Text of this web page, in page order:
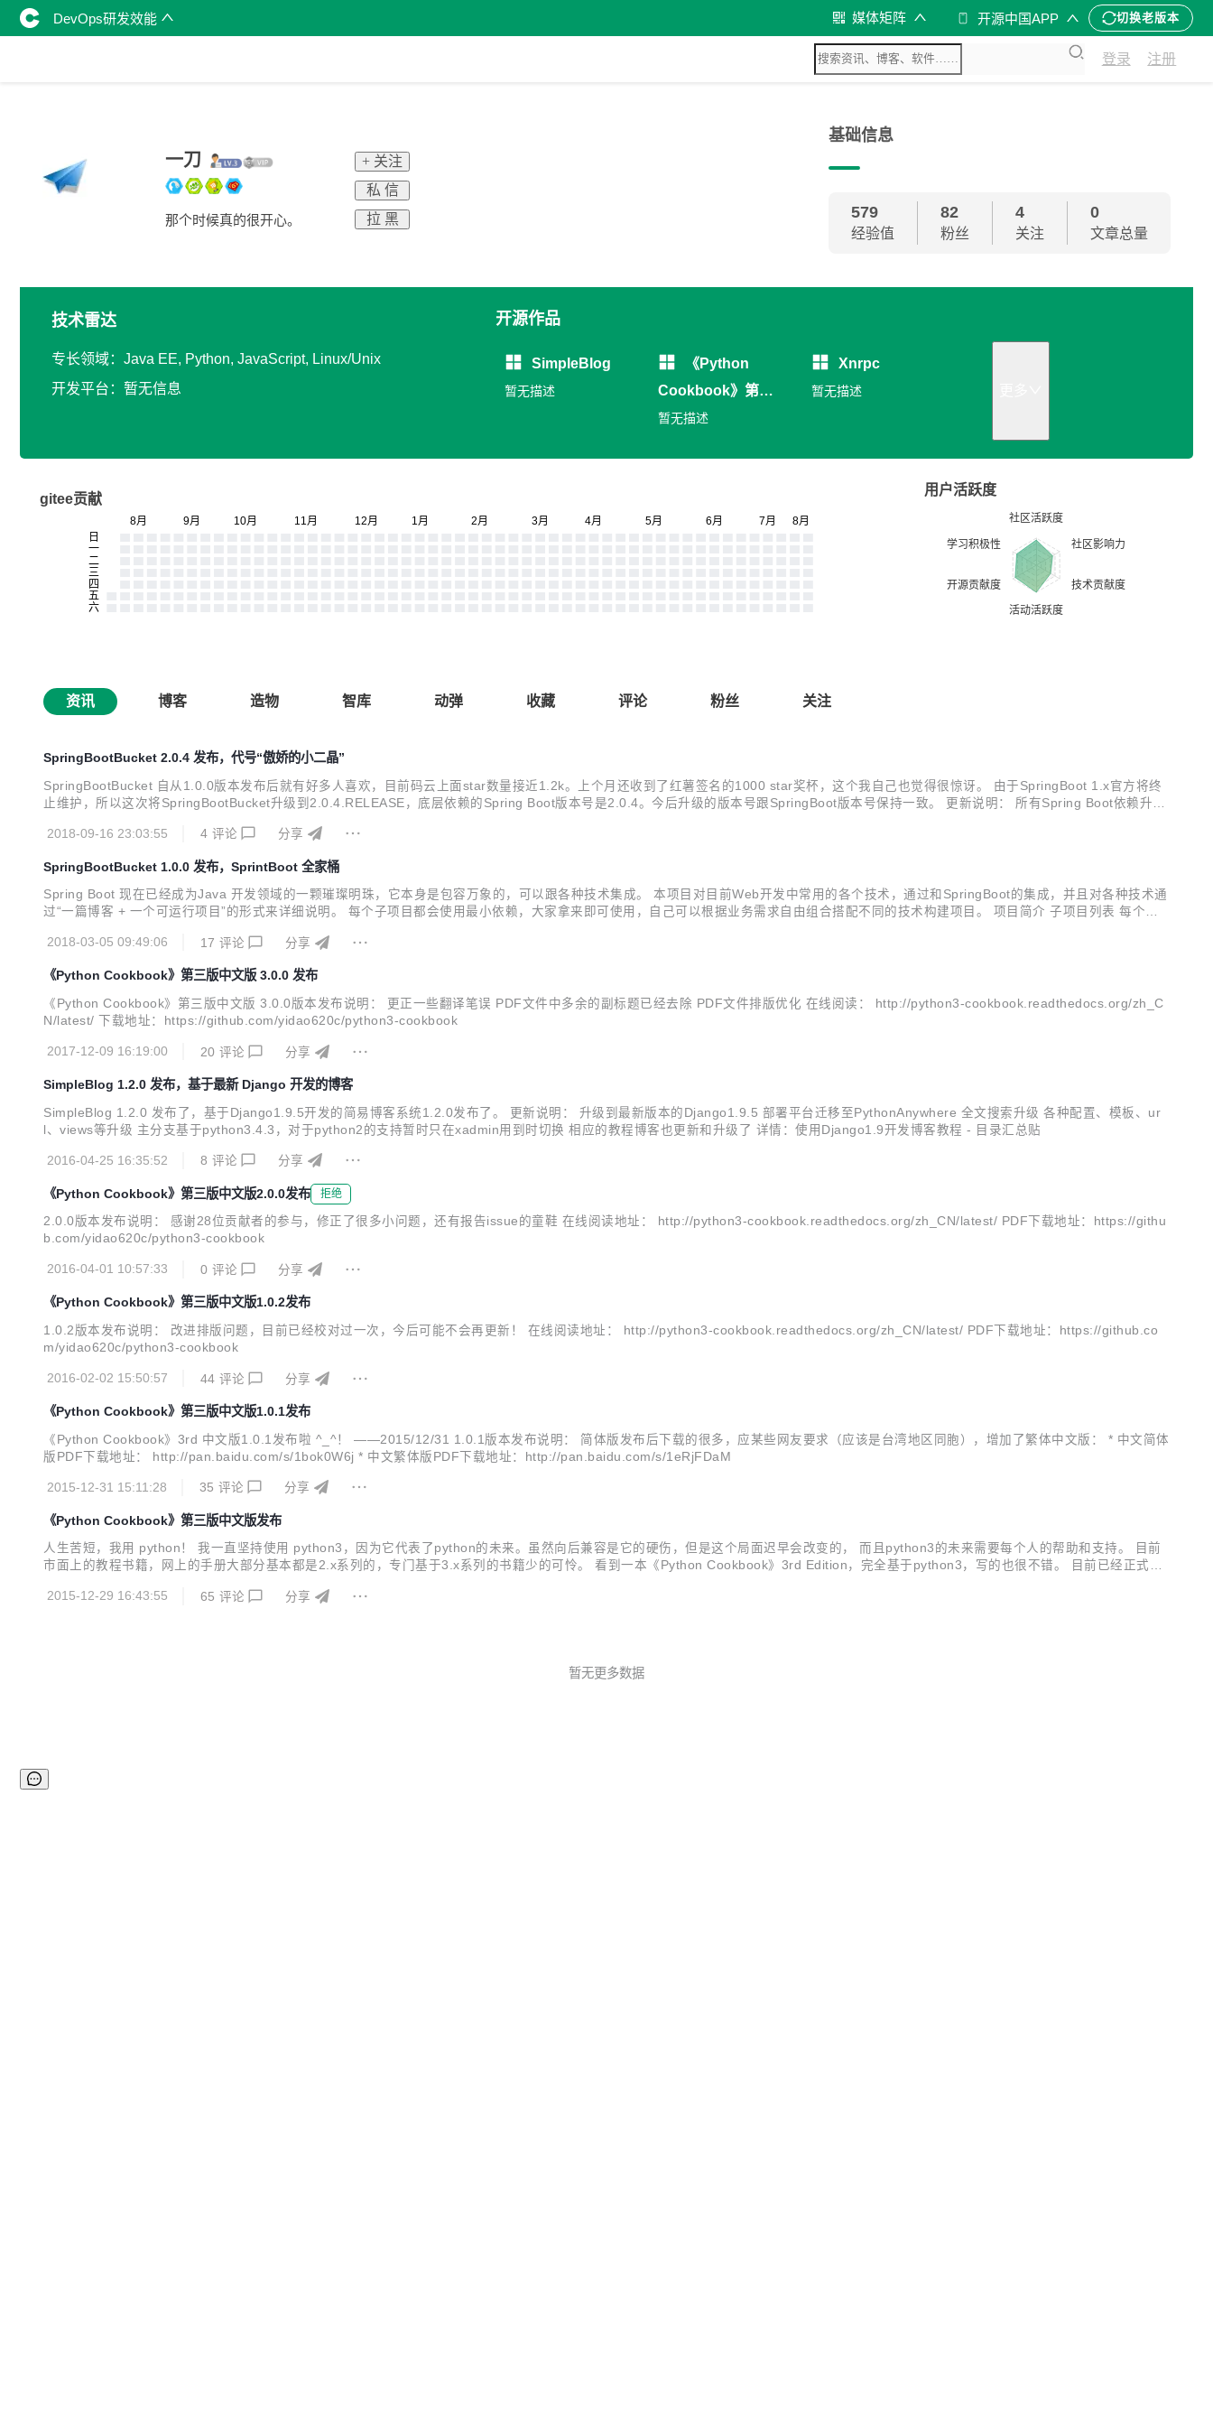
DevOps研发效能 媒体矩阵 开源中国APP 切换老版本
登录 注册
一刀
那个时候真的很开心。
+ 关注
私 信
拉 黑
基础信息
579
经验值
82
粉丝
4
关注
0
文章总量
技术雷达
专长领域：Java EE, Python, JavaScript, Linux/Unix
开发平台：暂无信息
开源作品
SimpleBlog
暂无描述
《Python
Cookbook》第三
版中文版
暂无描述
Xnrpc
暂无描述
gitee贡献
用户活跃度
资讯 博客 造物 智库 动弹 收藏 评论 粉丝 关注
SpringBootBucket 2.0.4 发布，代号“傲娇的小二晶”
SpringBootBucket 自从1.0.0版本发布后就有好多人喜欢，目前码云上面star数量接近1.2k。上个月还收到了红薯签名的1000 star奖杯，这个我自己也觉得很惊讶。 由于SpringBoot 1.x官方将终
止维护，所以这次将SpringBootBucket升级到2.0.4.RELEASE，底层依赖的Spring Boot版本号是2.0.4。今后升级的版本号跟SpringBoot版本号保持一致。 更新说明： 所有Spring Boot依赖升级
2018-09-16 23:03:55
4 评论 分享
SpringBootBucket 1.0.0 发布，SprintBoot 全家桶
Spring Boot 现在已经成为Java 开发领域的一颗璀璨明珠，它本身是包容万象的，可以跟各种技术集成。 本项目对目前Web开发中常用的各个技术，通过和SpringBoot的集成，并且对各种技术通
过“一篇博客 + 一个可运行项目”的形式来详细说明。 每个子项目都会使用最小依赖，大家拿来即可使用，自己可以根据业务需求自由组合搭配不同的技术构建项目。 项目简介 子项目列表 每个子
2018-03-05 09:49:06
17 评论 分享
《Python Cookbook》第三版中文版 3.0.0 发布
《Python Cookbook》第三版中文版 3.0.0版本发布说明： 更正一些翻译笔误 PDF文件中多余的副标题已经去除 PDF文件排版优化 在线阅读： http://python3-cookbook.readthedocs.org/zh_C
N/latest/ 下载地址：https://github.com/yidao620c/python3-cookbook
2017-12-09 16:19:00 20 评论 分享
SimpleBlog 1.2.0 发布，基于最新 Django 开发的博客
SimpleBlog 1.2.0 发布了，基于Django1.9.5开发的简易博客系统1.2.0发布了。 更新说明： 升级到最新版本的Django1.9.5 部署平台迁移至PythonAnywhere 全文搜索升级 各种配置、模板、ur
l、views等升级 主分支基于python3.4.3，对于python2的支持暂时只在xadmin用到时切换 相应的教程博客也更新和升级了 详情：使用Django1.9开发博客教程 - 目录汇总贴
2016-04-25 16:35:52 8 评论 分享
《Python Cookbook》第三版中文版2.0.0发布 拒绝
2.0.0版本发布说明： 感谢28位贡献者的参与，修正了很多小问题，还有报告issue的童鞋 在线阅读地址： http://python3-cookbook.readthedocs.org/zh_CN/latest/ PDF下载地址：https://githu
b.com/yidao620c/python3-cookbook
2016-04-01 10:57:33 0 评论 分享
《Python Cookbook》第三版中文版1.0.2发布
1.0.2版本发布说明： 改进排版问题，目前已经校对过一次，今后可能不会再更新！ 在线阅读地址： http://python3-cookbook.readthedocs.org/zh_CN/latest/ PDF下载地址：https://github.co
m/yidao620c/python3-cookbook
2016-02-02 15:50:57 44 评论 分享
《Python Cookbook》第三版中文版1.0.1发布
《Python Cookbook》3rd 中文版1.0.1发布啦 ^_^！ ——2015/12/31 1.0.1版本发布说明： 简体版发布后下载的很多，应某些网友要求（应该是台湾地区同胞），增加了繁体中文版： * 中文简体
版PDF下载地址： http://pan.baidu.com/s/1bok0W6j * 中文繁体版PDF下载地址：http://pan.baidu.com/s/1eRjFDaM
2015-12-31 15:11:28 35 评论 分享
《Python Cookbook》第三版中文版发布
人生苦短，我用 python！ 我一直坚持使用 python3，因为它代表了python的未来。虽然向后兼容是它的硬伤，但是这个局面迟早会改变的， 而且python3的未来需要每个人的帮助和支持。 目前
市面上的教程书籍，网上的手册大部分基本都是2.x系列的，专门基于3.x系列的书籍少的可怜。 看到一本《Python Cookbook》3rd Edition，完全基于python3，写的也很不错。 目前已经正式完
2015-12-29 16:43:55
65 评论 分享
暂无更多数据